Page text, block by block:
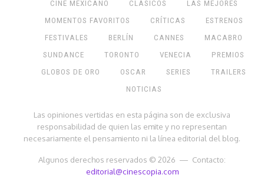
CINE MEXICANO CLÁSICOS
LAS MEJORES
MOMENTOS FAVORITOS
CRÍTICAS
ESTRENOS
FESTIVALES
BERLÍN CANNES
MACABRO
SUNDANCE
TORONTO VENECIA
PREMIOS
GLOBOS DE ORO
OSCAR SERIES
TRAILERS
NOTICIAS
Las opiniones vertidas en esta página son de exclusiva
responsabilidad de quien las emite y no representan
necesariamente el pensamiento ni la línea editorial del blog.
Algunos derechos reservados © 2026 — Contacto:
editorial@cinescopia.com